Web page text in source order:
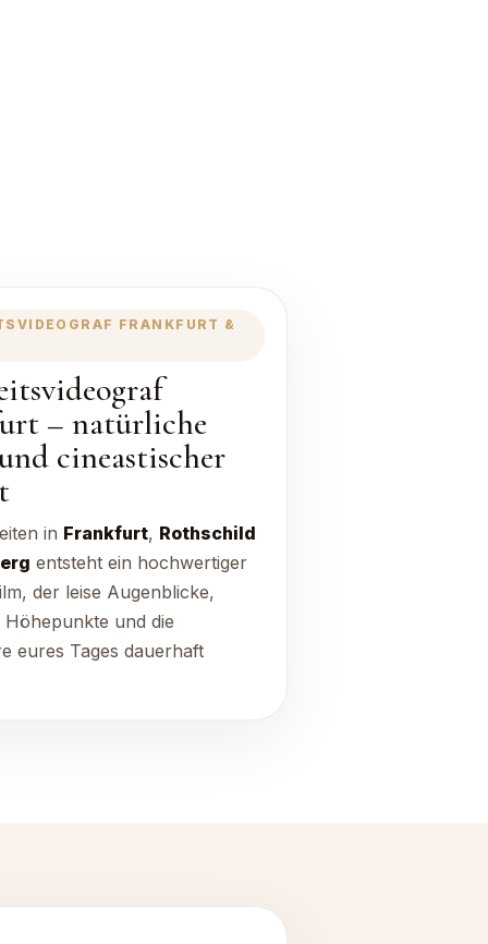
FRANKFURT &
– natürliche
cineastischer
in Frankfurt, Rothschild
entsteht ein hochwertiger
der leise Augenblicke,
Höhepunkte und die
eures Tages dauerhaft